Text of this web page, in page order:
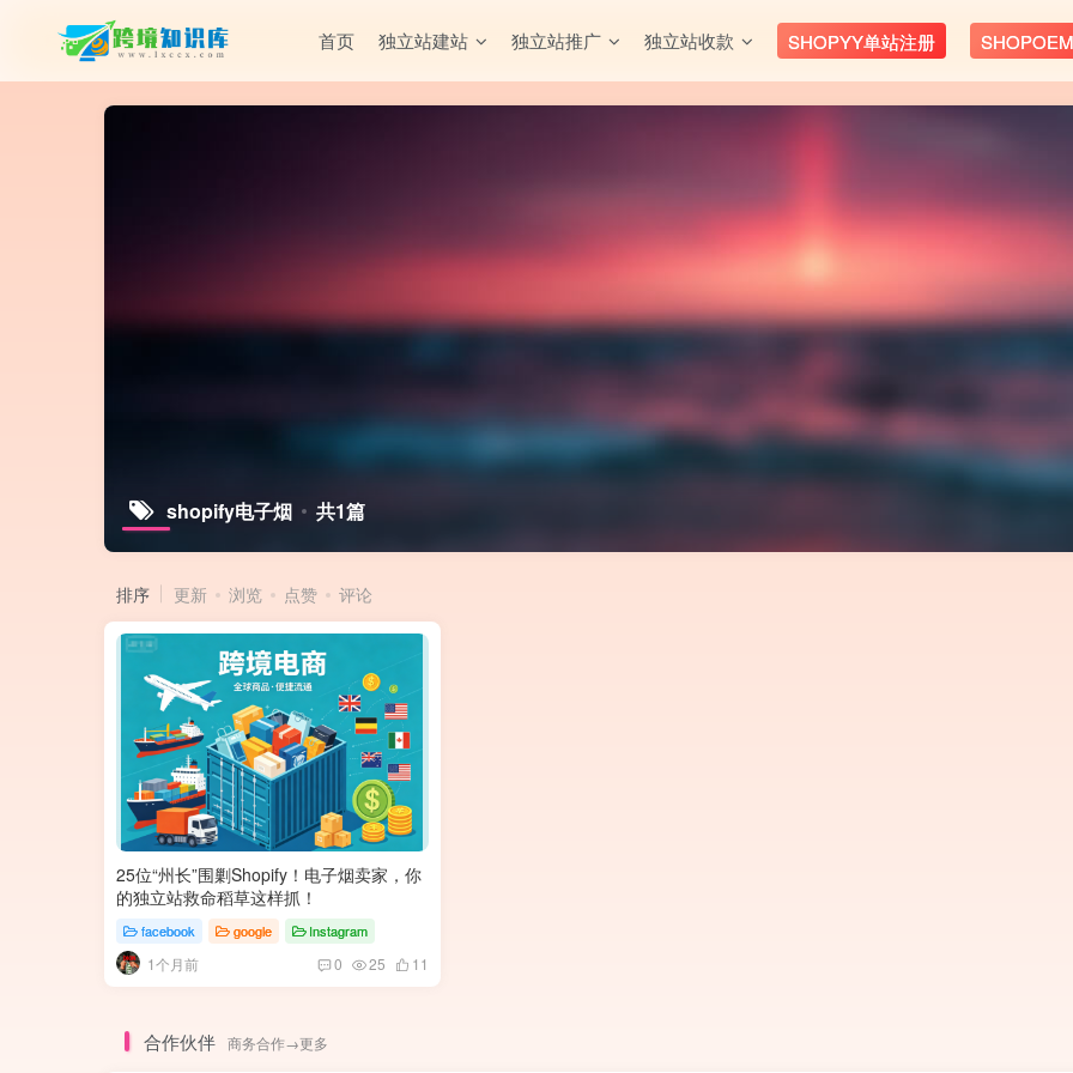
首页 独立站建站 独立站推广 独立站收款 SHOPYY单站注册
shopify电子烟 共1篇
排序 更新 浏览 点赞 评论
25位“州长”围剿Shopify！电子烟卖家，你
的独立站救命稻草这样抓！
facebook google Instagram
1个月前 0 25 11
合作伙伴 商务合作→更多